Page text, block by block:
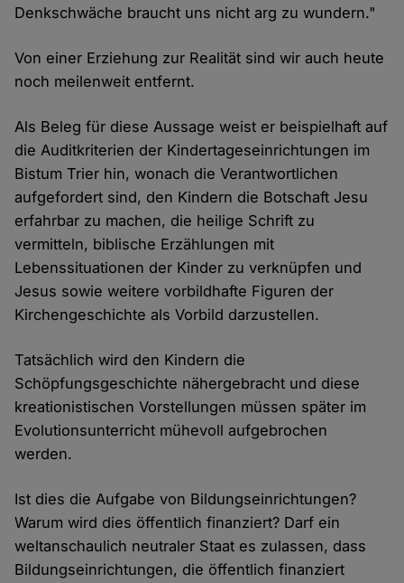
Denkschwäche braucht uns nicht arg zu wundern."
Von einer Erziehung zur Realität sind wir auch heute
noch meilenweit entfernt.
Als Beleg für diese Aussage weist er beispielhaft auf
die Auditkriterien der Kindertageseinrichtungen im
Bistum Trier hin, wonach die Verantwortlichen
aufgefordert sind, den Kindern die Botschaft Jesu
erfahrbar zu machen, die heilige Schrift zu
vermitteln, biblische Erzählungen mit
Lebenssituationen der Kinder zu verknüpfen und
Jesus sowie weitere vorbildhafte Figuren der
Kirchengeschichte als Vorbild darzustellen.
Tatsächlich wird den Kindern die
Schöpfungsgeschichte nähergebracht und diese
kreationistischen Vorstellungen müssen später im
Evolutionsunterricht mühevoll aufgebrochen
werden.
Ist dies die Aufgabe von Bildungseinrichtungen?
Warum wird dies öffentlich finanziert? Darf ein
weltanschaulich neutraler Staat es zulassen, dass
Bildungseinrichtungen, die öffentlich finanziert